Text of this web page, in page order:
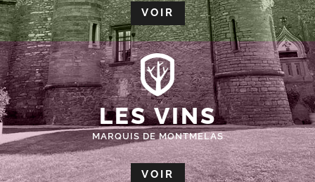
VOIR
LES VINS
MARQUIS DE MONTMELAS
VOIR